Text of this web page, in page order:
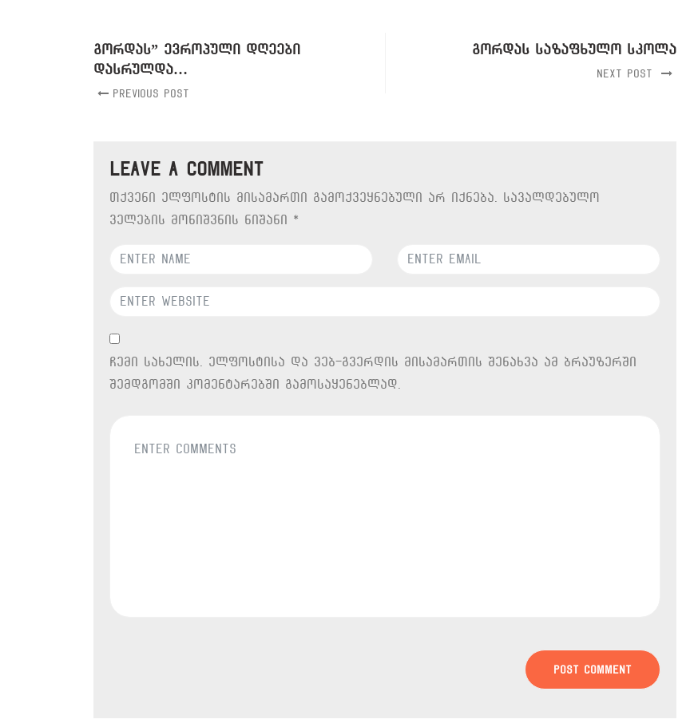
გორდას” ევროპული დღეები
დასრულდა…
Previous Post
გორდას საზაფხულო სკოლა
Next Post
Leave a comment
თქვენი ელფოსტის მისამართი გამოქვეყნებული არ იქნება.
სავალდებულო
ველების მონიშვნის ნიშანი *
ჩემი სახელის. ელფოსტისა და ვებ-გვერდის მისამართის შენახვა ამ ბრაუზერში
შემდგომში კომენტარებში გამოსაყენებლად.